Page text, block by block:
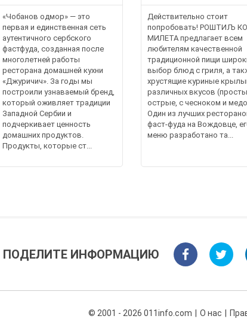
«Чобанов одмор» — это
первая и единственная сеть
аутентичного сербского
фастфуда, созданная после
многолетней работы
ресторана домашней кухни
«Джуричич». За годы мы
построили узнаваемый бренд,
который оживляет традиции
Западной Сербии и
подчеркивает ценность
домашних продуктов.
Продукты, которые ст...
Действительно стоит
попробовать! РОШТИЉ
МИЛЕТА предлагает всем
любителям качественной
традиционной пищи
выбор блюд с гриля, а
хрустящие куриные
различных вкусов
острые, с чесноком и
Один из лучших
фаст-фуда на Вождовце,
меню разработано та...
ПОДЕЛИТЕ ИНФОРМАЦИЮ
© 2001 - 2026 011info.com О нас